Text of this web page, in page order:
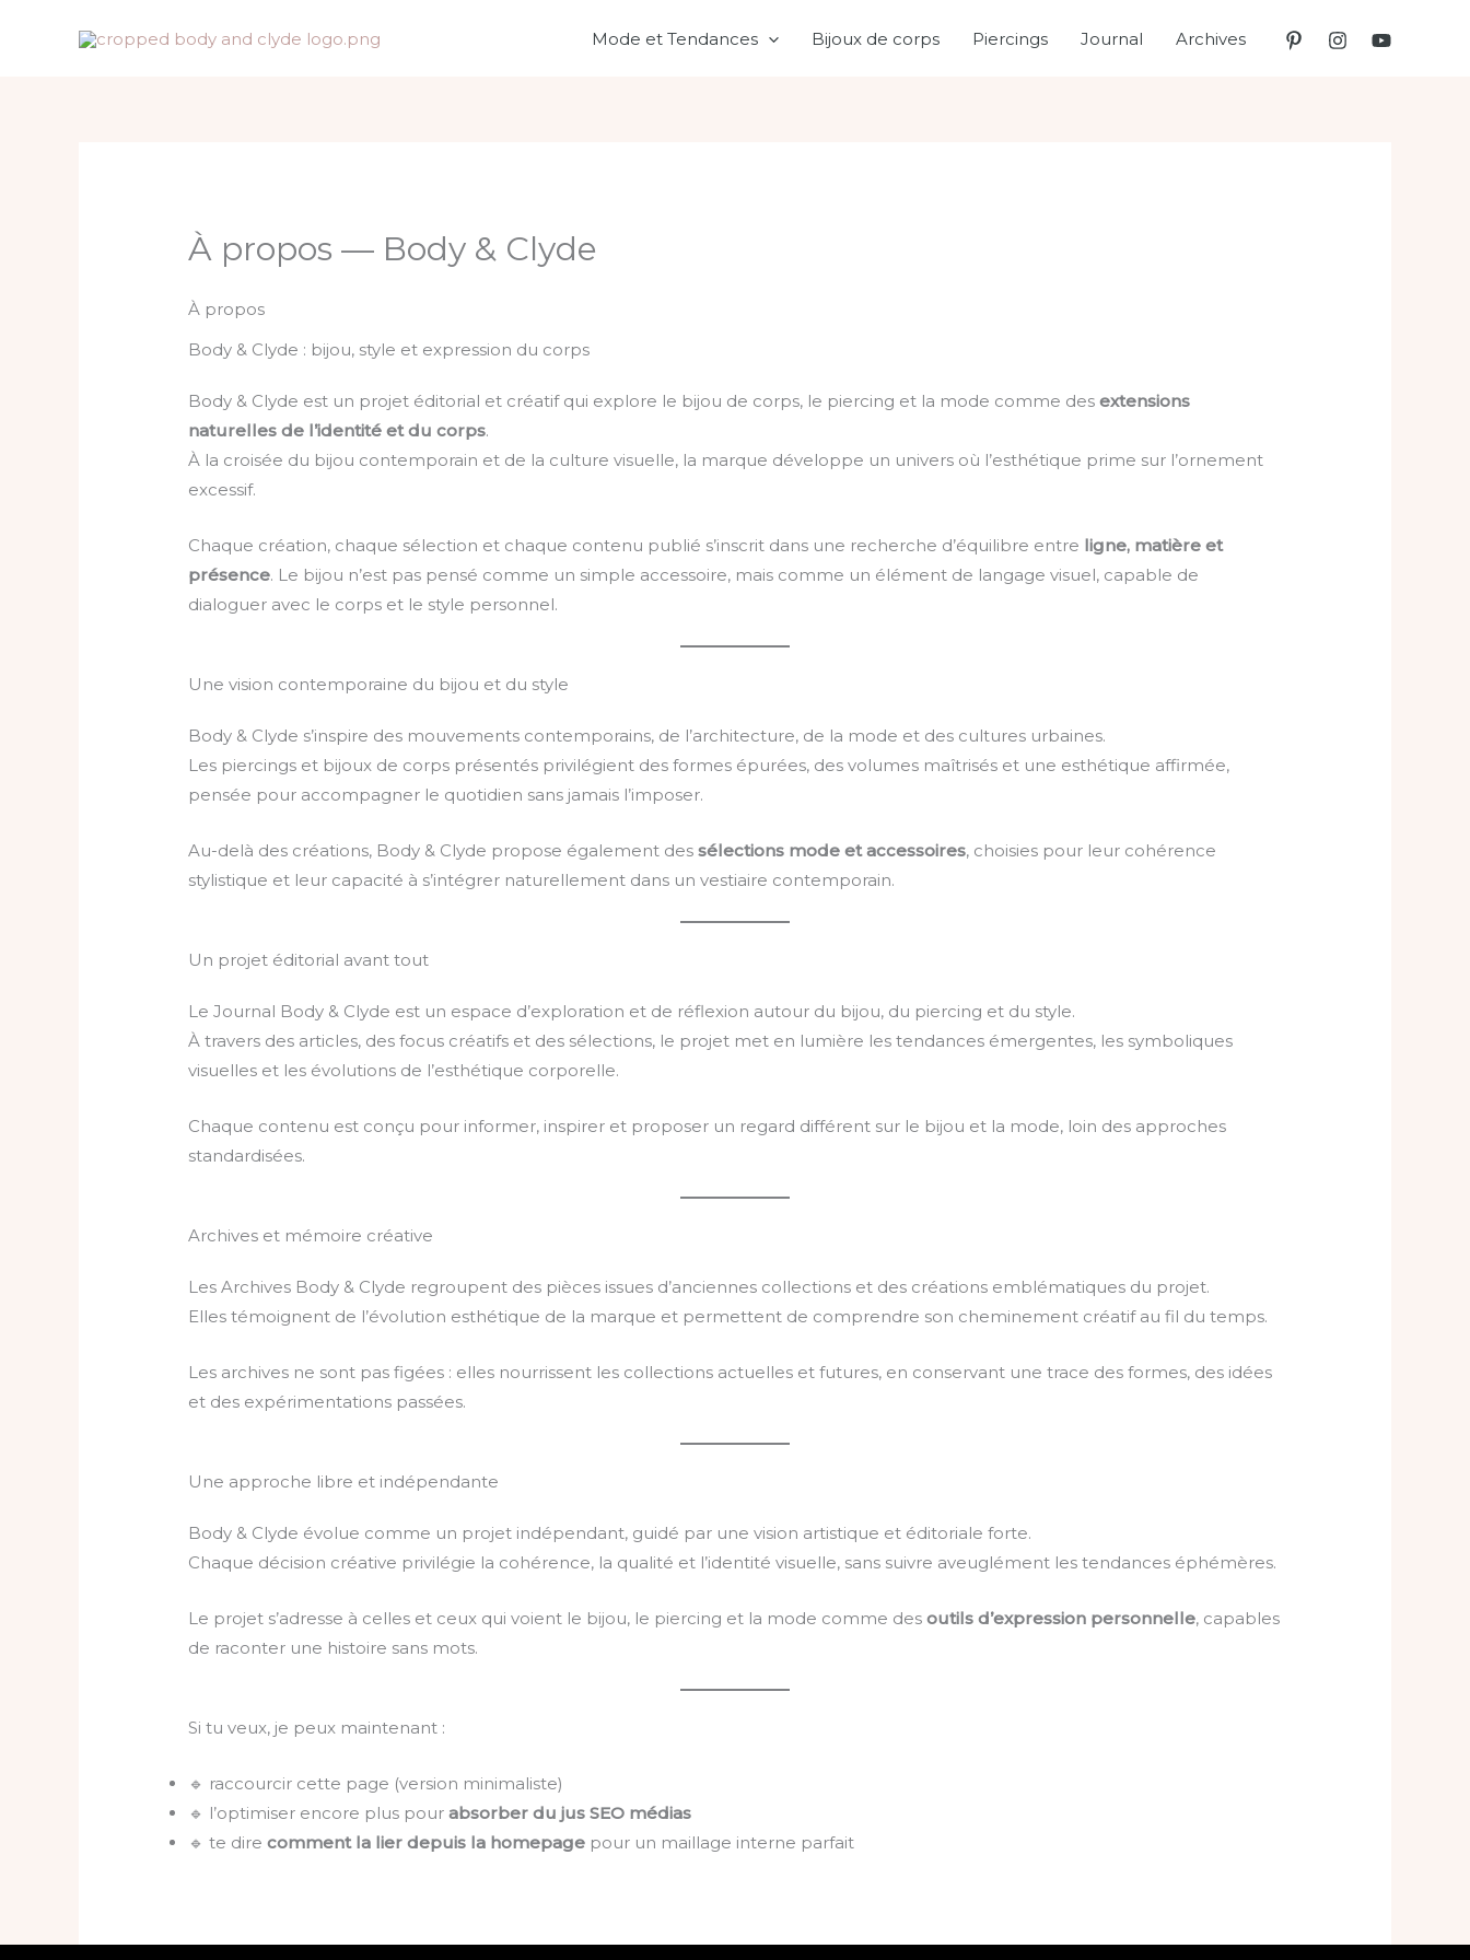
Mode et Tendances Bijoux de corps Piercings Journal Archives
À propos — Body & Clyde
À propos
Body & Clyde : bijou, style et expression du corps
Body & Clyde est un projet éditorial et créatif qui explore le bijou de corps, le piercing et la mode comme desextensions
naturelles de l’identité et du corps.
À la croisée du bijou contemporain et de la culture visuelle, la marque développe un univers où l’esthétique prime sur l’ornement
excessif.
Chaque création, chaque sélection et chaque contenu publié s’inscrit dans une recherche d’équilibre entre ligne, matière et
présence. Le bijou n’est pas pensé comme un simple accessoire, mais comme un élément de langage visuel, capable de
dialoguer avec le corps et le style personnel.
Une vision contemporaine du bijou et du style
Body & Clyde s’inspire des mouvements contemporains, de l’architecture, de la mode et des cultures urbaines.
Les piercings et bijoux de corps présentés privilégient des formes épurées, des volumes maîtrisés et une esthétique affirmée,
pensée pour accompagner le quotidien sans jamais l’imposer.
Au-delà des créations, Body & Clyde propose également dessélections mode et accessoires, choisies pour leur cohérence
stylistique et leur capacité à s’intégrer naturellement dans un vestiaire contemporain.
Un projet éditorial avant tout
Le Journal Body & Clyde est un espace d’exploration et de réflexion autour du bijou, du piercing et du style.
À travers des articles, des focus créatifs et des sélections, le projet met en lumière les tendances émergentes, les symboliques
visuelles et les évolutions de l’esthétique corporelle.
Chaque contenu est conçu pour informer, inspirer et proposer un regard différent sur le bijou et la mode, loin des approches
standardisées.
Archives et mémoire créative
Les Archives Body & Clyde regroupent des pièces issues d’anciennes collections et des créations emblématiques du projet.
Elles témoignent de l’évolution esthétique de la marque et permettent de comprendre son cheminement créatif au fil du temps.
Les archives ne sont pas figées : elles nourrissent les collections actuelles et futures, en conservant une trace des formes, des idées
et des expérimentations passées.
Une approche libre et indépendante
Body & Clyde évolue comme un projet indépendant, guidé par une vision artistique et éditoriale forte.
Chaque décision créative privilégie la cohérence, la qualité et l’identité visuelle, sans suivre aveuglément les tendances éphémères.
Le projet s’adresse à celles et ceux qui voient le bijou, le piercing et la mode comme desoutils d’expression personnelle, capables
de raconter une histoire sans mots.
Si tu veux, je peux maintenant :
🔹 raccourcir cette page (version minimaliste)
🔹 l’optimiser encore plus pourabsorber du jus SEO médias
🔹 te direcomment la lier depuis la homepage pour un maillage interne parfait